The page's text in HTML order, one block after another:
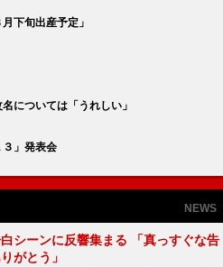
下旬出産予定」
については「うれしい」
」発表会
NEWS
シーンに反響集まる 「真っすぐな告
がとう」